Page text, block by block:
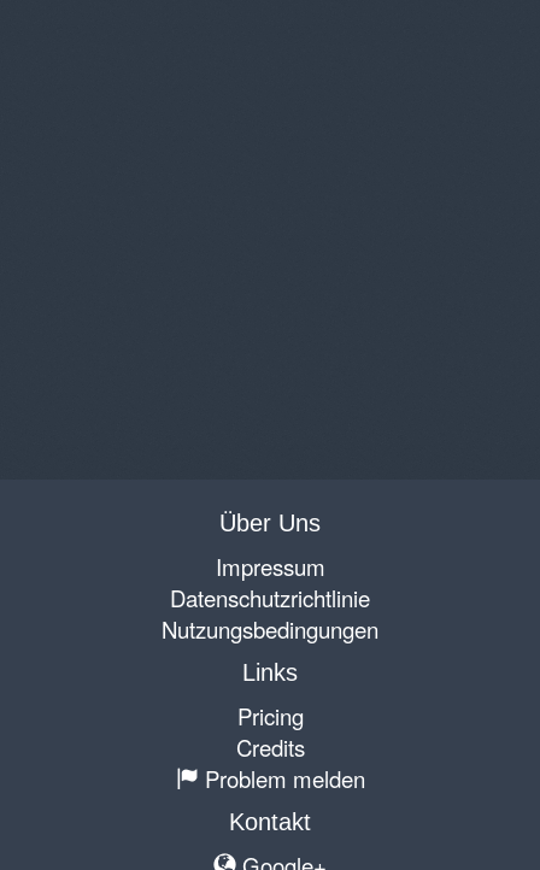
Über Uns
Impressum
Datenschutzrichtlinie
Nutzungsbedingungen
Links
Pricing
Credits
Problem melden
Kontakt